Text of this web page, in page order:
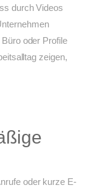
durch Videos
oder Profile
zeigen,
oder kurze E-